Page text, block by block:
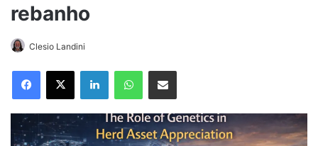
rebanho
Clesio Landini
Facebook
X LinkedinWhatsAppCompartilhar via e-mail